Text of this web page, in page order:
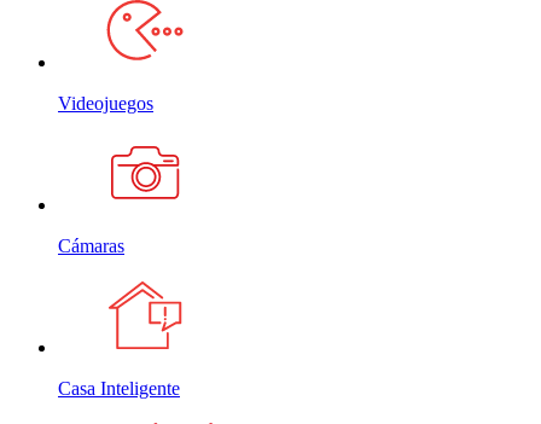
Videojuegos
Cámaras
Casa Inteligente